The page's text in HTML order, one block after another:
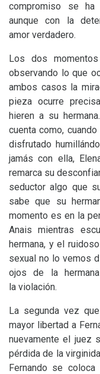
compromiso se ha
aunque con la
amor verdadero.
Los dos
observando lo que
ambos casos la
pieza ocurre
hieren a su
cuenta como,
disfrutado
jamás con ella,
remarca su
seductor algo que
sabe que su
momento es en la
Anais mientras
hermana, y el
sexual no lo vemos
ojos de la
la violación.
La segunda vez
mayor libertad a
nuevamente el juez
pérdida de la
Fernando se